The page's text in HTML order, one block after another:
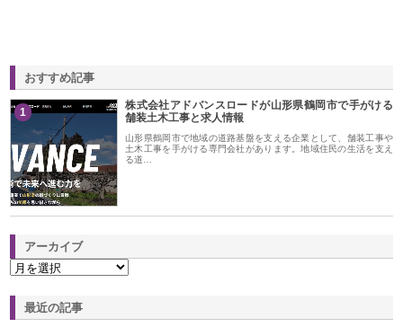
おすすめ記事
1
株式会社アドバンスロードが山形県鶴岡市で手がける
舗装土木工事と求人情報
山形県鶴岡市で地域の道路基盤を支える企業として、舗装工事や
土木工事を手がける専門会社があります。地域住民の生活を支え
る道…
アーカイブ
最近の記事